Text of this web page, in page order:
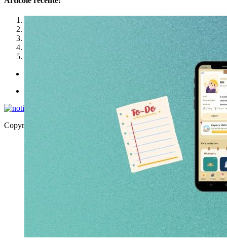
Politica de utilizare cookies
Copyright © 2026 | WordPress Theme byMH Themes